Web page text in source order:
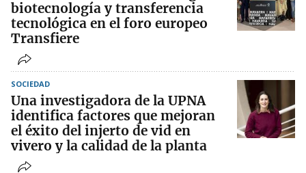
biotecnología y transferencia
tecnológica en el foro europeo
Transfiere
SOCIEDAD
Una investigadora de la UPNA
identifica factores que mejoran
el éxito del injerto de vid en
vivero y la calidad de la planta